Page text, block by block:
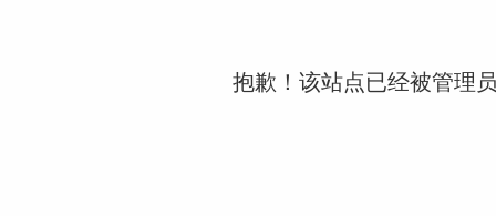
抱歉！该站点已经被管理